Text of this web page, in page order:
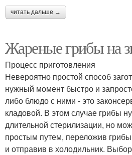
читать дальше →
Жареные грибы на
Процесс приготовления
Невероятно простой способ
нужный момент быстро и
либо блюдо с ними - это
кладовой. В этом случае грибы
длительной стерилизации, но
простым путем, переложив
и отправив в холодильник.